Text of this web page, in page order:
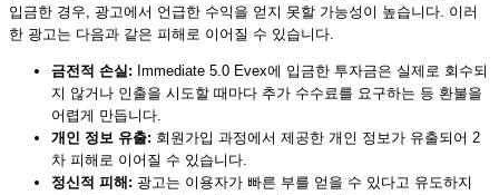
입금한 경우, 광고에서 언급한 수익을 얻지 못할 가능성이 높습니다. 이러
한 광고는 다음과 같은 피해로 이어질 수 있습니다.
금전적 손실: Immediate 5.0 Evex에 입금한 투자금은 실제로 회수되
지 않거나 인출을 시도할 때마다 추가 수수료를 요구하는 등 환불을
어렵게 만듭니다.
개인 정보 유출: 회원가입 과정에서 제공한 개인 정보가 유출되어 2
차 피해로 이어질 수 있습니다.
정신적 피해: 광고는 이용자가 빠른 부를 얻을 수 있다고 유도하지